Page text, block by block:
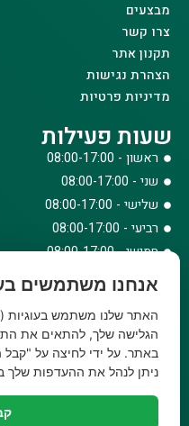
מבצעים
צרו קשר
תקנון אתר
הצהרת נגישות
מדיניות פרטיות
שעות פעילות
ראשון - 08:00-17:00
שני - 08:00-17:00
שלישי - 08:00-17:00
רביעי - 08:00-17:00
חמישי - 08:00-17:00
שישי - 08:00-12:30
צרו קשר
073-779-6243
וואטסאפ
amirbair@amir-agricul.co.il
אנחנו משתמשים
הגלישה שלך, להתאים את
באתר. על ידי לחיצה על
ניתן לנהל את ההעדפות שלך